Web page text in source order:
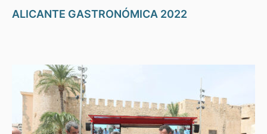
ALICANTE GASTRONÓMICA 2022